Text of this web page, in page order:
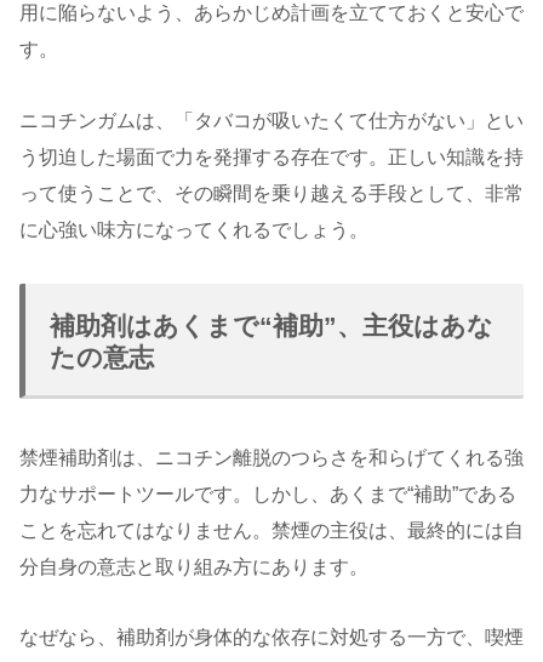
用に陥らないよう、あらかじめ計画を立てておくと安心で
す。
ニコチンガムは、「タバコが吸いたくて仕方がない」とい
う切迫した場面で力を発揮する存在です。正しい知識を持
って使うことで、その瞬間を乗り越える手段として、非常
に心強い味方になってくれるでしょう。
補助剤はあくまで“補助”、主役はあな
たの意志
禁煙補助剤は、ニコチン離脱のつらさを和らげてくれる強
力なサポートツールです。しかし、あくまで“補助”である
ことを忘れてはなりません。禁煙の主役は、最終的には自
分自身の意志と取り組み方にあります。
なぜなら、補助剤が身体的な依存に対処する一方で、喫煙